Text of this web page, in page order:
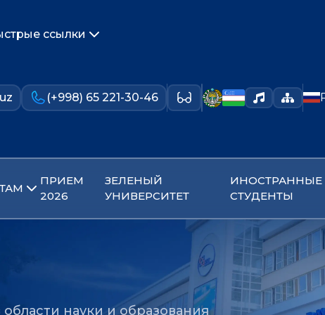
ссылки
(+998) 65 221-30-46
ПРИЕМ
2026
ЗЕЛЕНЫЙ
УНИВЕРСИТЕТ
ИНОСТРАННЫЕ
СТУДЕНТЫ
науки и образования